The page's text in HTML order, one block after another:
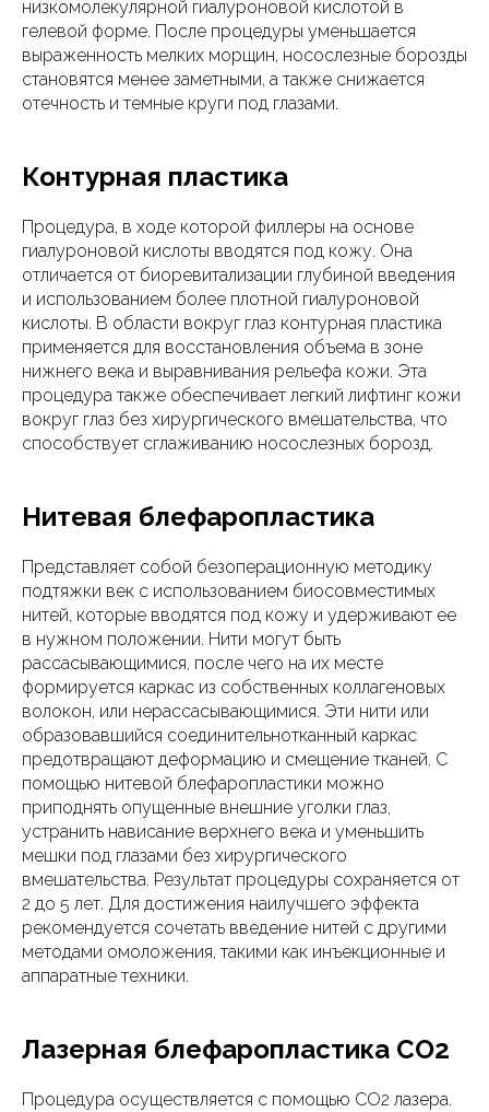
низкомолекулярной гиалуроновой кислотой в
гелевой форме. После процедуры уменьшается
выраженность мелких морщин, носослезные борозды
становятся менее заметными, а также снижается
отечность и темные круги под глазами.
Контурная пластика
Процедура, в ходе которой филлеры на основе
гиалуроновой кислоты вводятся под кожу. Она
отличается от биоревитализации глубиной введения
и использованием более плотной гиалуроновой
кислоты. В области вокруг глаз контурная пластика
применяется для восстановления объема в зоне
нижнего века и выравнивания рельефа кожи. Эта
процедура также обеспечивает легкий лифтинг кожи
вокруг глаз без хирургического вмешательства, что
способствует сглаживанию носослезных борозд.
Нитевая блефаропластика
Представляет собой безоперационную методику
подтяжки век с использованием биосовместимых
нитей, которые вводятся под кожу и удерживают ее
в нужном положении. Нити могут быть
рассасывающимися, после чего на их месте
формируется каркас из собственных коллагеновых
волокон, или нерассасывающимися. Эти нити или
образовавшийся соединительнотканный каркас
предотвращают деформацию и смещение тканей. С
помощью нитевой блефаропластики можно
приподнять опущенные внешние уголки глаз,
устранить нависание верхнего века и уменьшить
мешки под глазами без хирургического
вмешательства. Результат процедуры сохраняется от
2 до 5 лет. Для достижения наилучшего эффекта
рекомендуется сочетать введение нитей с другими
методами омоложения, такими как инъекционные и
аппаратные техники.
Лазерная блефаропластика CO2
Процедура осуществляется с помощью CO2 лазера.